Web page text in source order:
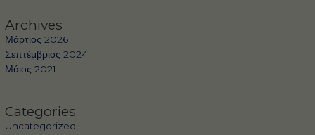
Archives
Μάρτιος 2026
Σεπτέμβριος 2024
Μάιος 2021
Categories
Uncategorized